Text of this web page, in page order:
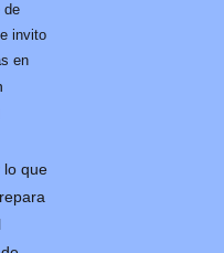
de
invito
en
lo que